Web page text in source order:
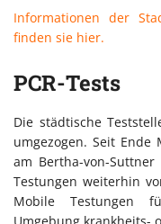
Informationen der
finden sie hier.
PCR-Tests
Die städtische
umgezogen. Seit
am Bertha-von-
Testungen weiterhin
Mobile Testungen